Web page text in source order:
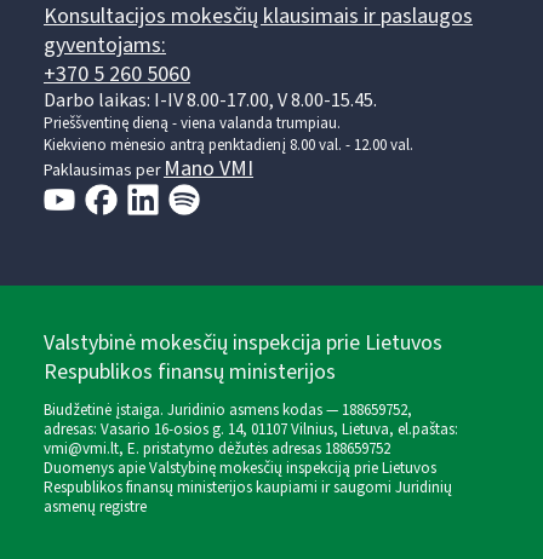
Konsultacijos mokesčių klausimais ir paslaugos
gyventojams:
+370 5 260 5060
Darbo laikas: I-IV 8.00-17.00, V 8.00-15.45.
Prieššventinę dieną - viena valanda trumpiau.
Kiekvieno mėnesio antrą penktadienį 8.00 val. - 12.00 val.
Paklausimas perMano VMI
Valstybinė mokesčių inspekcija prie Lietuvos
Respublikos finansų ministerijos
Biudžetinė įstaiga. Juridinio asmens kodas — 188659752,
adresas: Vasario 16-osios g. 14, 01107 Vilnius, Lietuva, el.paštas:
vmi@vmi.lt, E. pristatymo dėžutės adresas 188659752
Duomenys apie Valstybinę mokesčių inspekciją prie Lietuvos
Respublikos finansų ministerijos kaupiami ir saugomi Juridinių
asmenų registre